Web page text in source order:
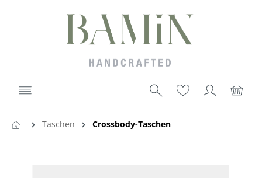
Taschen Crossbody-Taschen